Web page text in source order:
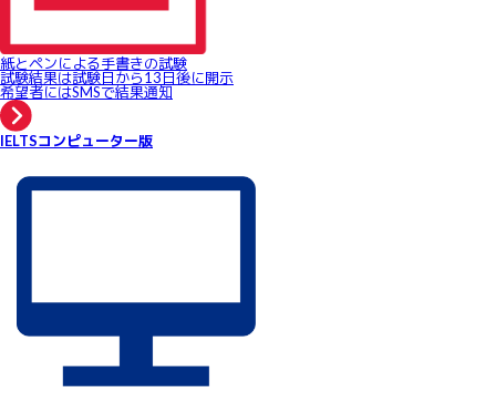
紙とペンによる手書きの試験
試験結果は試験日から13日後に開示
希望者にはSMSで結果通知
IELTSコンピューター版